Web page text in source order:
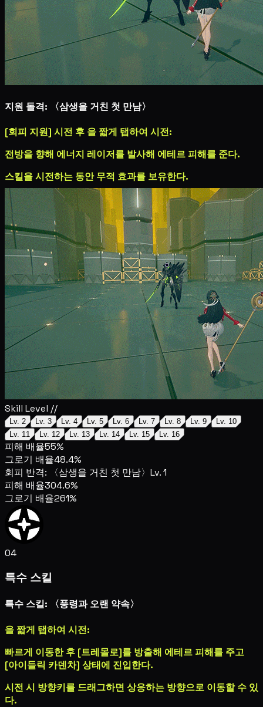
지원 돌격: 〈삼생을 거친 첫 만남〉
[회피 지원] 시전 후 을 짧게 탭하여 시전:
전방을 향해 에너지 레이저를 발사해 에테르 피해를 준다.
스킬을 시전하는 동안 무적 효과를 보유한다.
Skill Level //
Lv. 2 Lv. 3 Lv. 4 Lv. 5 Lv. 6 Lv. 7 Lv. 8 Lv. 9
Lv. 10
Lv. 11
Lv. 12 Lv. 13 Lv. 14 Lv. 15 Lv. 16
피해 배율55%
그로기 배율48.4%
회피 반격: 〈삼생을 거친 첫 만남〉 Lv. 1
피해 배율304.6%
그로기 배율261%
04
특수 스킬
특수 스킬: 〈풍령과 오랜 약속〉
을 짧게 탭하여 시전:
빠르게 이동한 후 [트레몰로]를 방출해 에테르 피해를 주고
[아이들릭 카덴차] 상태에 진입한다.
시전 시 방향키를 드래그하면 상응하는 방향으로 이동할 수 있
다.